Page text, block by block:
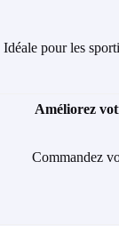
Idéale pour les
Améliorez